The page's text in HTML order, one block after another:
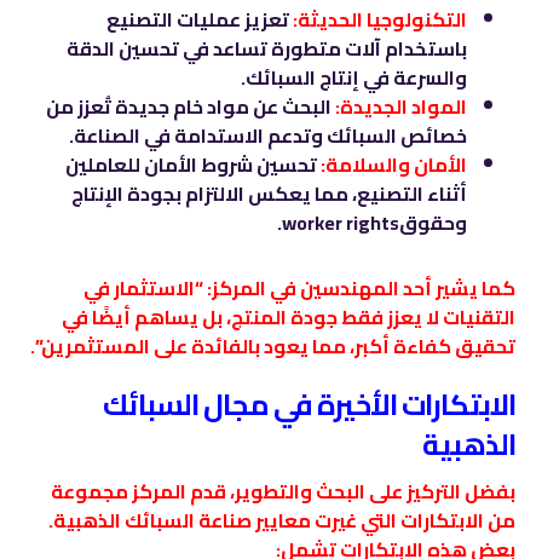
التكنولوجيا الحديثة:تعزيز عمليات التصنيع
باستخدام آلات متطورة تساعد في تحسين الدقة
والسرعة في إنتاج السبائك.
المواد الجديدة:البحث عن مواد خام جديدة تُعزز من
خصائص السبائك وتدعم الاستدامة في الصناعة.
الأمان والسلامة:تحسين شروط الأمان للعاملين
أثناء التصنيع، مما يعكس الالتزام بجودة الإنتاج
وحقوقworker rights.
كما يشير أحد المهندسين في المركز: “الاستثمار في
التقنيات لا يعزز فقط جودة المنتج، بل يساهم أيضًا في
تحقيق كفاءة أكبر، مما يعود بالفائدة على المستثمرين”.
الابتكارات الأخيرة في مجال السبائك
الذهبية
بفضل التركيز على البحث والتطوير، قدم المركز مجموعة
من الابتكارات التي غيرت معايير صناعة السبائك الذهبية.
بعض هذه الابتكارات تشمل: